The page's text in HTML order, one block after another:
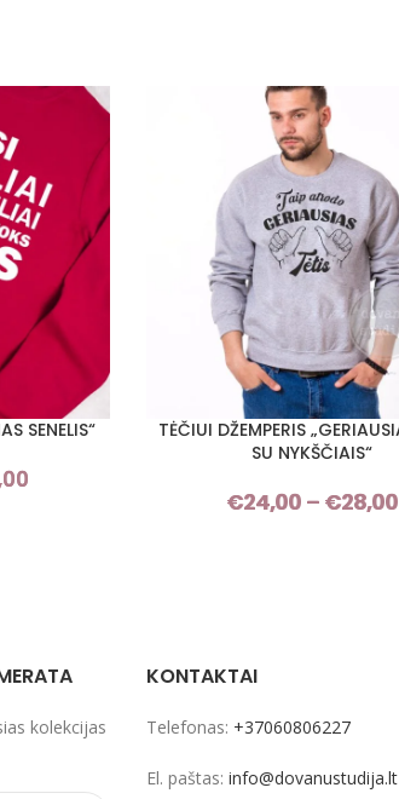
SENELIS“ PASIRINKTI SAVYBES
TĖČIUI DŽEMPERIS
SU NYKŠČIAIS“
€24,00 – €28,00
kolekcijas
KONTAKTAI
Telefonas: +37060806227
El. paštas: info@dovanustudija.lt